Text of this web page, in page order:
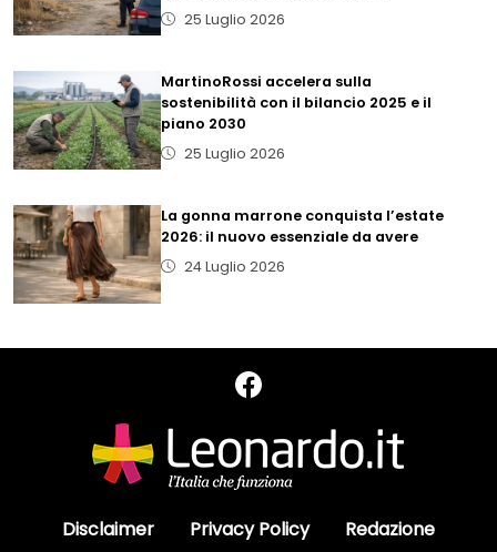
25 Luglio 2026
MartinoRossi accelera sulla
sostenibilità con il bilancio 2025 e il
piano 2030
25 Luglio 2026
La gonna marrone conquista l’estate
2026: il nuovo essenziale da avere
24 Luglio 2026
Disclaimer Privacy Policy Redazione